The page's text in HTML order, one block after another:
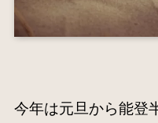
今年は元旦から能登